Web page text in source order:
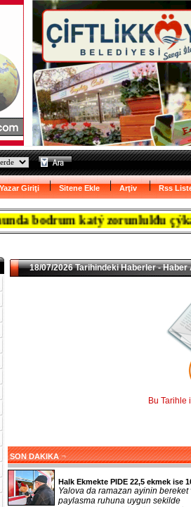
Yazar Giriţi Sitene Ekle Arţiv Rss
katý zorunlulđu
18/07/2026 Tarihindeki Haberler - Haber
Bu Tarihle
SON DAKIKA ¬
Halk Ekmekte PIDE 22,5 ekmek ise
Yalova da ramazan ayinin bereket
paylasma ruhuna uygun sekilde